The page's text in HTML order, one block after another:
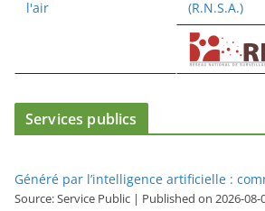
Services publics
Généré par l’intelligence artificielle :
Source: Service Public Published on 2026-08-